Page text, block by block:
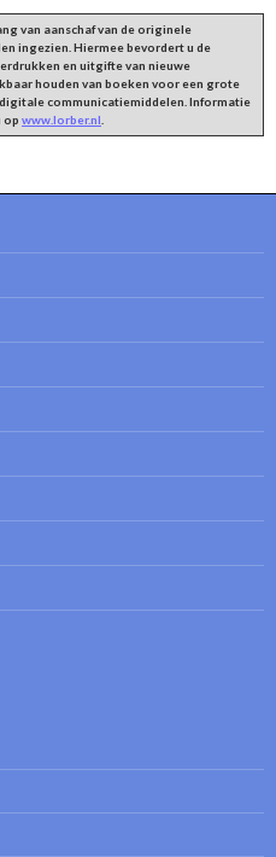
van aanschaf van de originele
ingezien. Hiermee bevordert u de
en uitgifte van nieuwe
houden van boeken voor een grote
communicatiemiddelen. Informatie
op www.lorber.nl